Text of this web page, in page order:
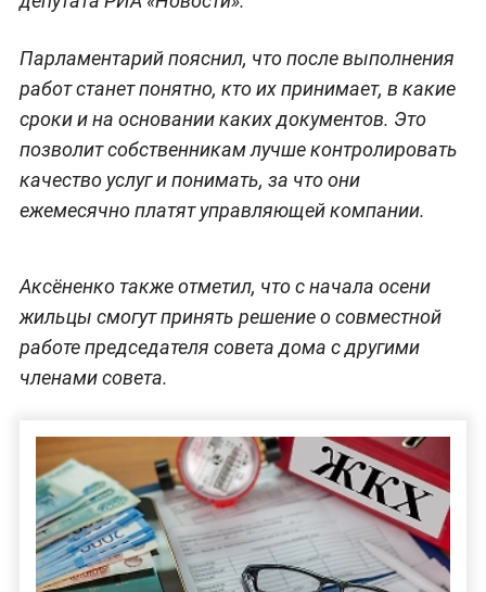
Парламентарий пояснил, что после выполнения
работ станет понятно, кто их принимает, в какие
сроки и на основании каких документов. Это
позволит собственникам лучше контролировать
качество услуг и понимать, за что они
ежемесячно платят управляющей компании.
Аксёненко также отметил, что с начала осени
жильцы смогут принять решение о совместной
работе председателя совета дома с другими
членами совета.